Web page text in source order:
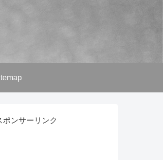
ポンサーリンク